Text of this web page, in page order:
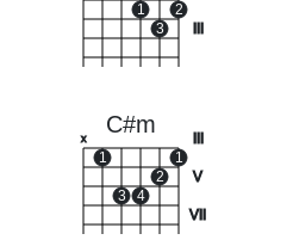
1
3
2
C#m
V
VII
x
1
3 4
2
1